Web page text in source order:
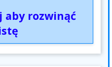
rozwinąć